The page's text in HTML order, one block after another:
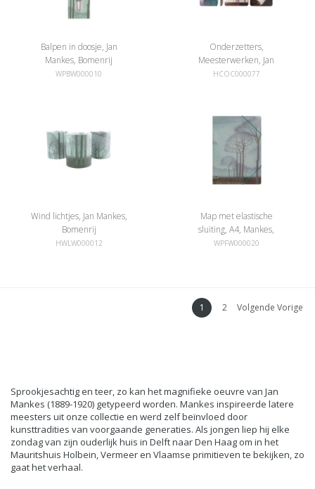
Balpen in doosje, Jan
Mankes, Bomenrij
WPBW000010
Onderzetters,
Meesterwerken, Jan
Mankes
HCOC000077
Wind lichtjes, Jan Mankes,
Bomenrij
HWLW000012
Map met elastische
sluiting, A4, Mankes,
Bomenrij
WPFW000020
1 2 Volgende Vorige
Sprookjesachtig en teer, zo kan het magnifieke oeuvre van Jan
Mankes (1889-1920) getypeerd worden. Mankes inspireerde latere
meesters uit onze collectie en werd zelf beïnvloed door
kunsttradities van voorgaande generaties. Als jongen liep hij elke
zondag van zijn ouderlijk huis in Delft naar Den Haag om in het
Mauritshuis Holbein, Vermeer en Vlaamse primitieven te bekijken, zo
gaat het verhaal.